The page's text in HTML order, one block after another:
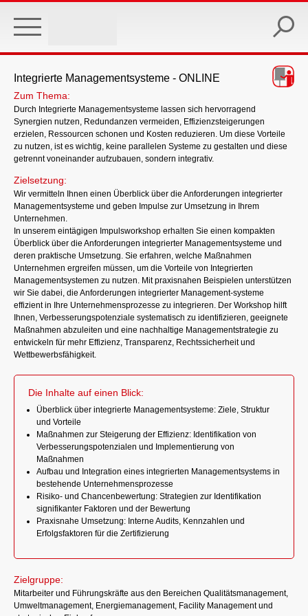
main
Integrierte Managementsysteme - ONLINE
Zum Thema:
Durch Integrierte Managementsysteme lassen sich hervorragend
Synergien nutzen, Redundanzen vermeiden, Effizienzsteigerungen
erzielen, Ressourcen schonen und Kosten reduzieren. Um diese Vorteile
zu nutzen, ist es wichtig, keine parallelen Systeme zu gestalten und diese
getrennt voneinander aufzubauen, sondern integrativ.
Zielsetzung:
Wir vermitteln Ihnen einen Überblick über die Anforderungen integrierter
Managementsysteme und geben Impulse zur Umsetzung in Ihrem
Unternehmen.
In unserem eintägigen Impulsworkshop erhalten Sie einen kompakten
Überblick über die Anforderungen integrierter Managementsysteme und
deren praktische Umsetzung. Sie erfahren, welche Maßnahmen
Unternehmen ergreifen müssen, um die Vorteile von Integrierten
Managementsystemen zu nutzen. Mit praxisnahen Beispielen unterstützen
wir Sie dabei, die Anforderungen integrierter Management-systeme
effizient in Ihre Unternehmensprozesse zu integrieren. Der Workshop hilft
Ihnen, Verbesserungspotenziale systematisch zu identifizieren, geeignete
Maßnahmen abzuleiten und eine nachhaltige Managementstrategie zu
entwickeln für mehr Effizienz, Transparenz, Rechtssicherheit und
Wettbewerbsfähigkeit.
Die Inhalte auf einen Blick:
Überblick über integrierte Managementsysteme: Ziele, Struktur
und Vorteile
Maßnahmen zur Steigerung der Effizienz: Identifikation von
Verbesserungspotenzialen und Implementierung von
Maßnahmen
Aufbau und Integration eines integrierten Managementsystems in
bestehende Unternehmensprozesse
Risiko- und Chancenbewertung: Strategien zur Identifikation
signifikanter Faktoren und der Bewertung
Praxisnahe Umsetzung: Interne Audits, Kennzahlen und
Erfolgsfaktoren für die Zertifizierung
Zielgruppe:
Mitarbeiter und Führungskräfte aus den Bereichen Qualitätsmanagement,
Umweltmanagement, Energiemanagement, Facility Management und